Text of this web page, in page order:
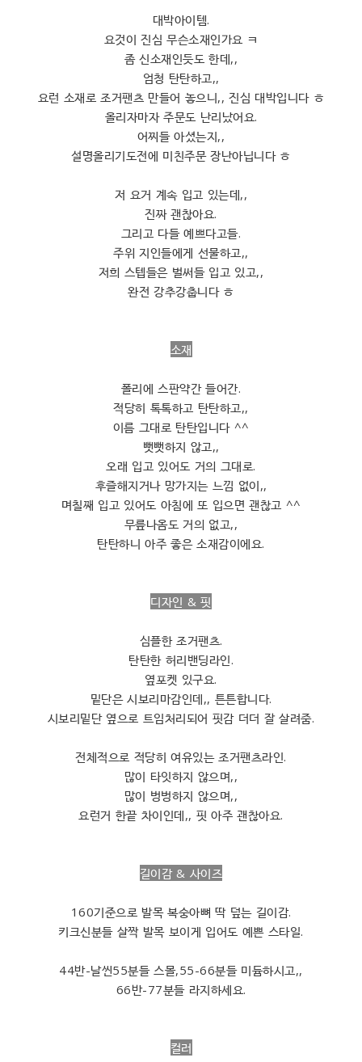
대박아이템.
요것이 진심 무슨소재인가요 ㅋ
좀 신소재인듯도 한데,,
엄청 탄탄하고,,
요런 소재로 조거팬츠 만들어 놓으니,, 진심 대박입니다 ㅎ
올리자마자 주문도 난리났어요.
어찌들 아셨는지,,
설명올리기도전에 미친주문 장난아닙니다 ㅎ
저 요거 계속 입고 있는데,,
진짜 괜찮아요.
그리고 다들 예쁘다고들.
주위 지인들에게 선물하고,,
저희 스텝들은 벌써들 입고 있고,,
완전 강추강춥니다 ㅎ
소재
폴리에 스판약간 들어간.
적당히 톡톡하고 탄탄하고,,
이름 그대로 탄탄입니다 ^^
뻣뻣하지 않고,,
오래 입고 있어도 거의 그대로.
후즐해지거나 망가지는 느낌 없이,,
며칠째 입고 있어도 아침에 또 입으면 괜찮고 ^^
무릎나옴도 거의 없고,,
탄탄하니 아주 좋은 소재감이에요.
디자인 & 핏
심플한 조거팬츠.
탄탄한 허리밴딩라인.
옆포켓 있구요.
밑단은 시보리마감인데,, 튼튼합니다.
시보리밑단 옆으로 트임처리되어 핏감 더더 잘 살려줌.
전체적으로 적당히 여유있는 조거팬츠라인.
많이 타잇하지 않으며,,
많이 벙벙하지 않으며,,
요런거 한끝 차이인데,, 핏 아주 괜찮아요.
길이감 & 사이즈
160기준으로 발목 복숭아뼈 딱 덮는 길이감.
키크신분들 살짝 발목 보이게 입어도 예쁜 스타일.
44반-날씬55분들 스몰,55-66분들 미듐하시고,,
66반-77분들 라지하세요.
컬러